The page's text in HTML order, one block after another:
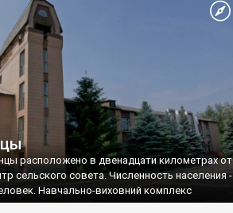
расположено в двенадцати километрах от
сельского совета. Численность населения -
Навчально-виховний комплекс